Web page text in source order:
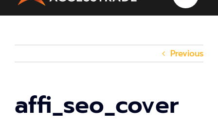
Previous
affi_seo_cover